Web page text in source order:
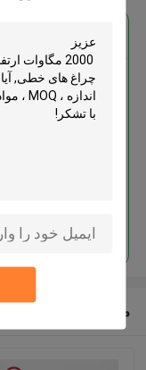
محصولات توصیه شده